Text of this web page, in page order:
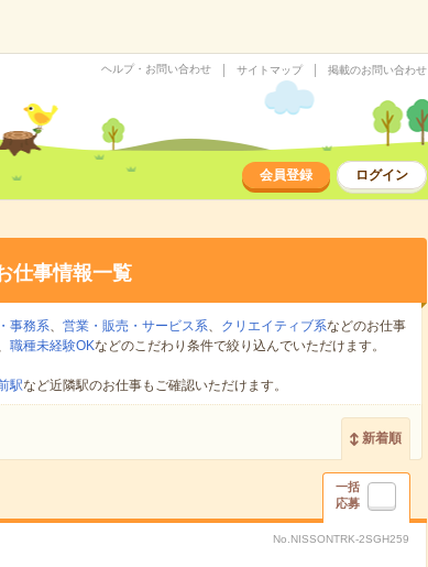
ヘルプ・お問い合わせ サイトマップ 掲載のお問い合わせ
会員登録 ログイン
仕事情報一覧
事務系、 営業・販売・サービス系、 クリエイティブ系などのお仕事
職種未経験OKなどのこだわり条件で絞り込んでいただけます。
駅など近隣駅のお仕事もご確認いただけます。
新着順
一括
応募
No.NISSONTRK-2SGH259